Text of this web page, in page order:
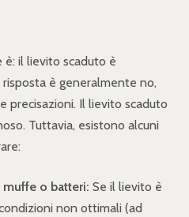
è: il lievito scaduto è
è generalmente no,
precisazioni. Il lievito scaduto
Tuttavia, esistono alcuni
o batteri: Se il lievito è
non ottimali (ad